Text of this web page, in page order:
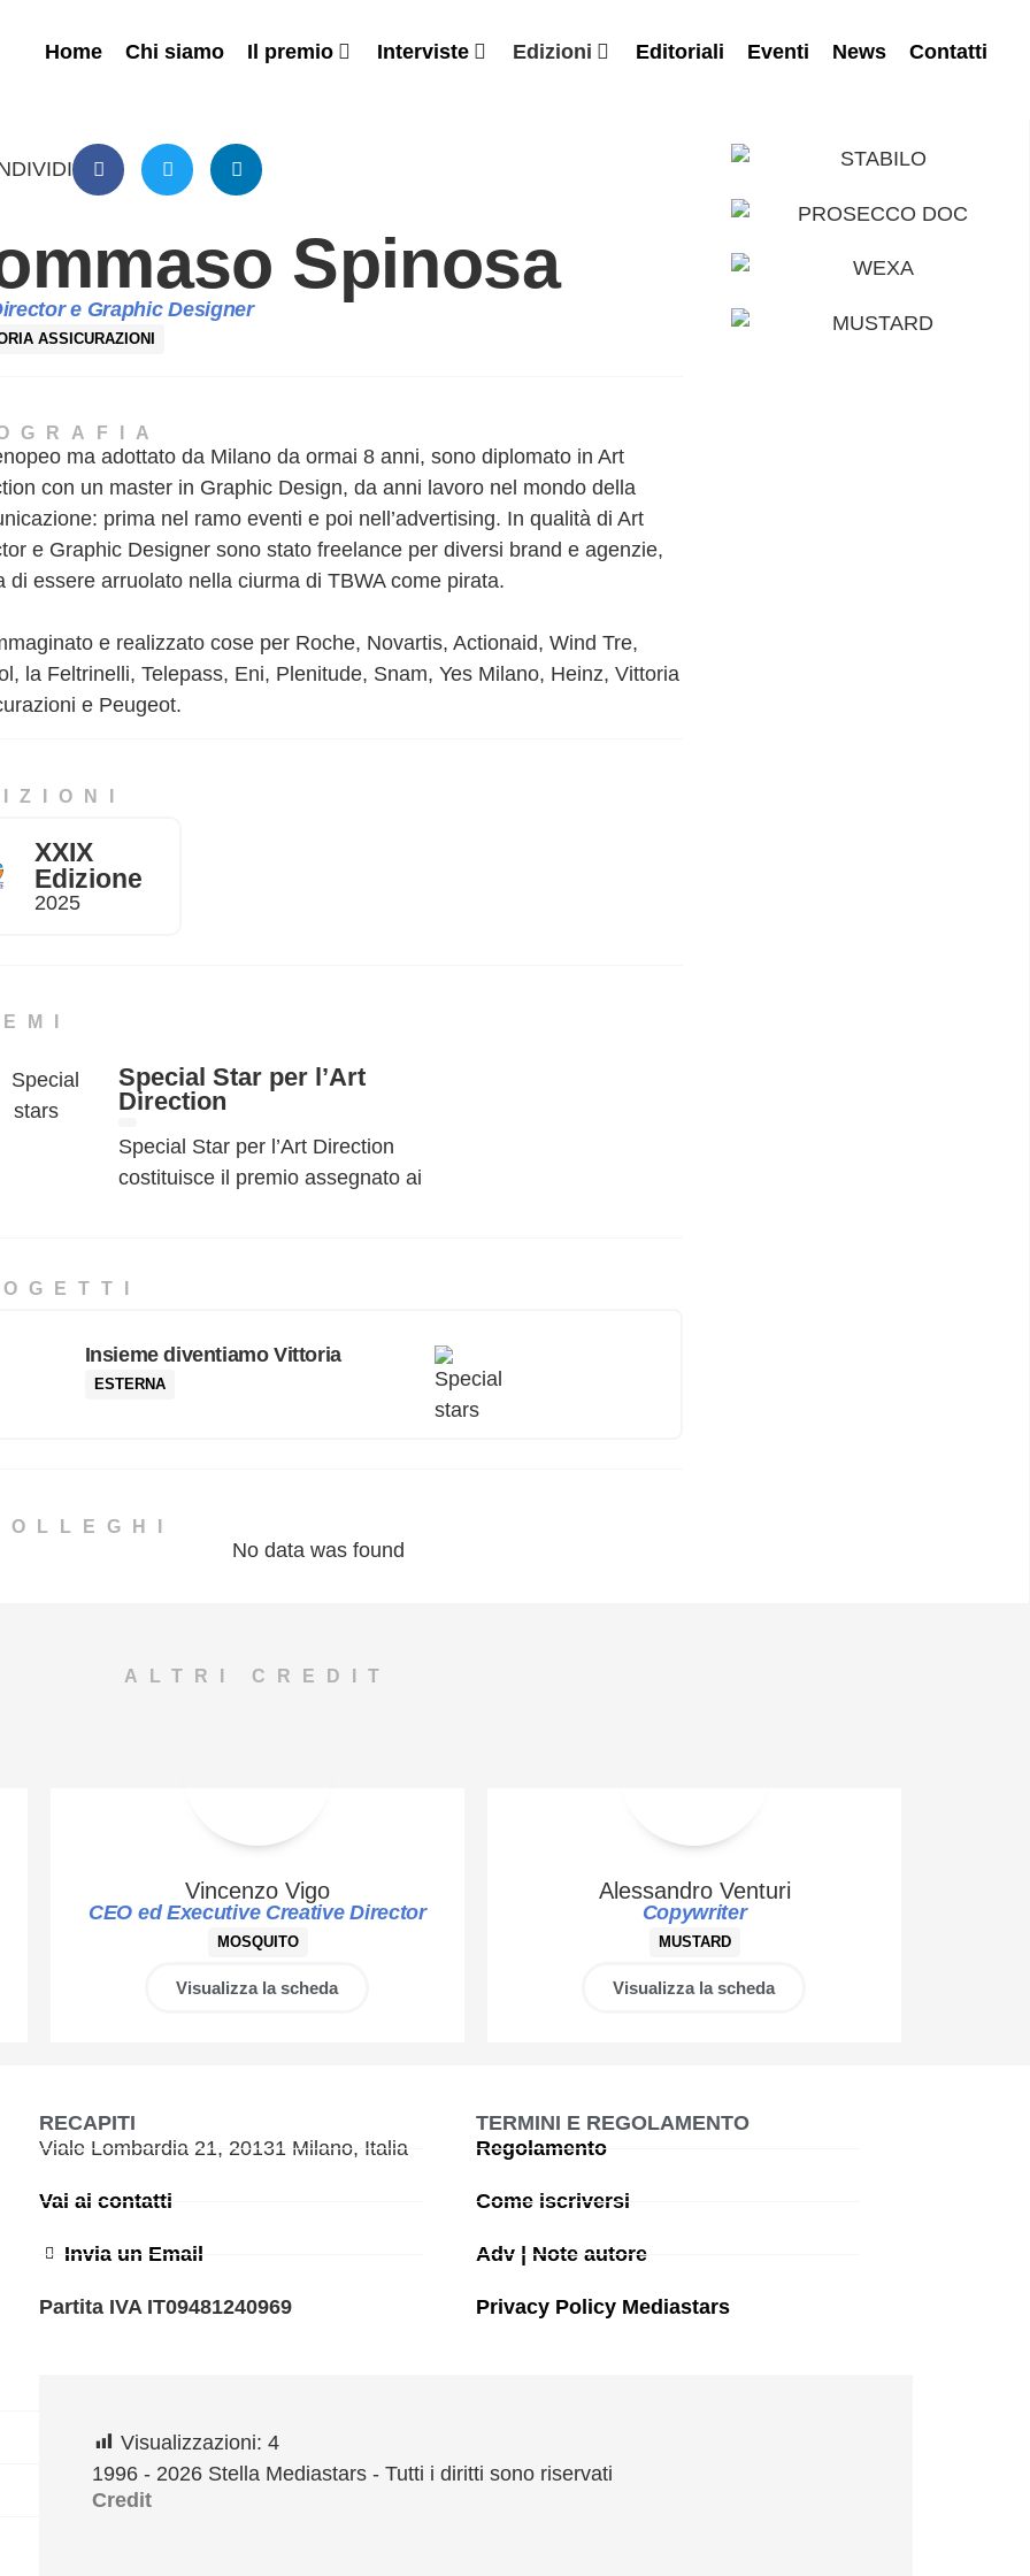
Home Chi siamo Il premio Interviste Edizioni Editoriali Eventi News Contatti
Spinosa
e Graphic Designer
ASSICURAZIONI
ma adottato da Milano da ormai 8 anni, sono diplomato in Art
con un master in Graphic Design, da anni lavoro nel mondo della
prima nel ramo eventi e poi nell’advertising. In qualità di Art
e Graphic Designer sono stato freelance per diversi brand e agenzie,
di essere arruolato nella ciurma di TBWA come pirata.
e realizzato cose per Roche, Novartis, Actionaid, Wind Tre,
la Feltrinelli, Telepass, Eni, Plenitude, Snam, Yes Milano, Heinz, Vittoria
e Peugeot.
XXIX
Edizione
2025
Special Star per l’Art
Direction
Special Star per l’Art Direction
costituisce il premio assegnato ai
Sezione e sono state assegnate a
maggior punteggio nelle votazioni
tecniche di ogni Giuria. Il
persona premiata nell’albo dei
migliori professionisti dell’anno,
Insieme diventiamo Vittoria
ESTERNA
No data was found
ALTRI CREDIT
Vincenzo Vigo
CEO ed Executive Creative Director
MOSQUITO
Visualizza la scheda
Alessandro Venturi
Copywriter
MUSTARD
Visualizza la scheda
RECAPITI
Viale Lombardia 21, 20131 Milano, Italia
Vai ai contatti
Invia un Email
Partita IVA IT09481240969
TERMINI E REGOLAMENTO
Regolamento
Come iscriversi
Adv | Note autore
Privacy Policy Mediastars
Visualizzazioni: 4
1996 - 2026 Stella Mediastars - Tutti i diritti sono riservati
Credit